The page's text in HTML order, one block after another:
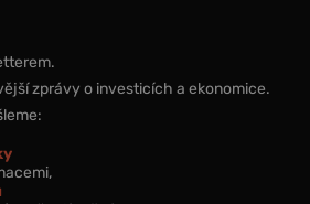
zprávy o investicích a ekonomice.